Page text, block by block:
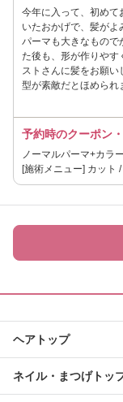
今年に入って、初めて
いたおかげで、髪がよ
パーマも大きなもので
た後も、形が作りやす
ストさんに髪をお願
型が素敵だとほめられ
予約時のクーポン
ノーマルパーマ+カラー
[施術メニュー] カット
ヘアトップ
ネイル・まつげトッ